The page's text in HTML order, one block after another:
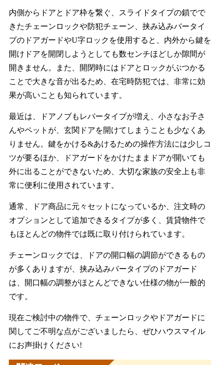
内側からドアとドア枠を繋ぐ、スライドタイプの鎖でで
きたチェーンロックや防犯チェーン、挟み込みバータイ
プのドアガードやU字ロックを使用すると、内外から鍵を
開けドアを開閉しようとしても数センチほどしか隙間が
開きません。また、開閉時にはドアとロックがぶつかる
ことで大きな音が出るため、在宅時防犯では、非常に効
果が高いことも知られています。
最近は、ドアノブもレバータイプが増え、小さなお子さ
んやペットが、玄関ドアを開けてしまうことも少なくあ
りません。鍵をかける&あけるための操作方法には少しコ
ツが要るほか、ドアガードをかけたままドアが開いても
外に出ることができないため、大切な家族の安全上も非
常に便利に使用されています。
通常、ドア商品に元々セットになっているか、注文時の
オプションとして追加できるタイプが多く、賃貸物件で
もほとんどの物件では既に取り付けられています。
チェーンロックでは、ドアの開口幅の調節ができるもの
が多くありますが、挟み込みバータイプのドアガード
は、開口幅の調整がほとんどできない仕様の物が一般的
です。
現在ご検討中の物件で、チェーンロックやドアガードに
関してご不明な点がございましたら、ぜひハウスマイル
にお声掛けください!